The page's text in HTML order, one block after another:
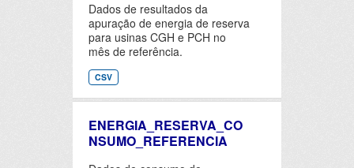
Dados de resultados da
apuração de energia de reserva
para usinas CGH e PCH no
mês de referência.
CSV
ENERGIA_RESERVA_CO
NSUMO_REFERENCIA